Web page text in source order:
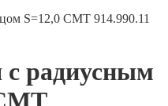
S=12,0 CMT 914.990.11
с радиусным